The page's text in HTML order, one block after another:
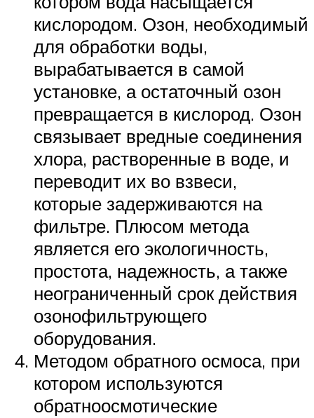
кислородом. Озон, необходимый
для обработки воды,
вырабатывается в самой
установке, а остаточный озон
превращается в кислород. Озон
связывает вредные соединения
хлора, растворенные в воде, и
переводит их во взвеси,
которые задерживаются на
фильтре. Плюсом метода
является его экологичность,
простота, надежность, а также
неограниченный срок действия
озонофильтрующего
оборудования.
Методом обратного осмоса, при
котором используются
обратноосмотические